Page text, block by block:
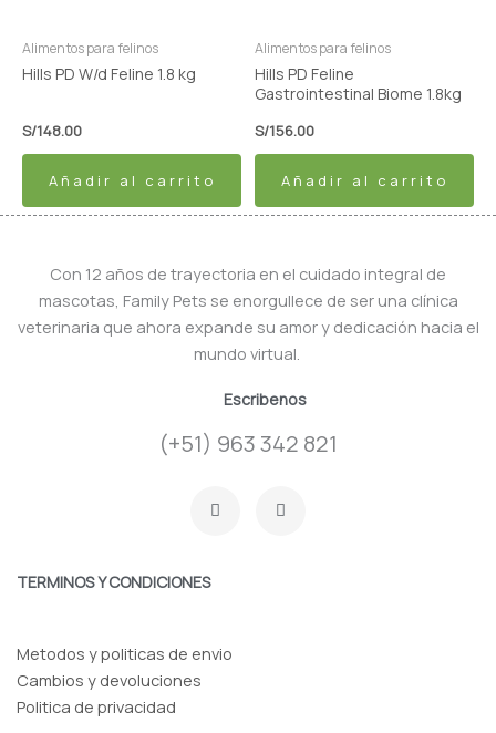
Alimentos para felinos
Hills PD W/d Feline 1.8 kg
S/148.00
Añadir al carrito
Alimentos para felinos
Hills PD Feline
Gastrointestinal Biome 1.8kg
S/156.00
Añadir al carrito
Con 12 años de trayectoria en el cuidado integral de
mascotas, Family Pets se enorgullece de ser una clínica
veterinaria que ahora expande su amor y dedicación hacia el
mundo virtual.
Escribenos
(+51) 963 342 821
a n
TERMINOS Y CONDICIONES
Metodos y politicas de envio
Cambios y devoluciones
Politica de privacidad